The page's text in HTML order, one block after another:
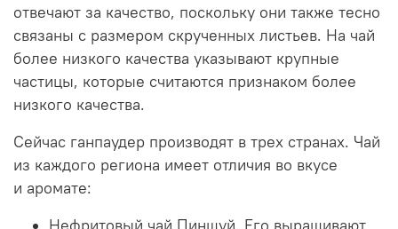
отвечают за качество, поскольку они также тесно
связаны с размером скрученных листьев. На чай
более низкого качества указывают крупные
частицы, которые считаются признаком более
низкого качества.
Сейчас ганпаудер производят в трех странах. Чай
из каждого региона имеет отличия во вкусе
и аромате: